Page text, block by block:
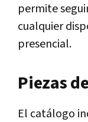
permite
cualquier
presencial.
Piezas
El catálogo